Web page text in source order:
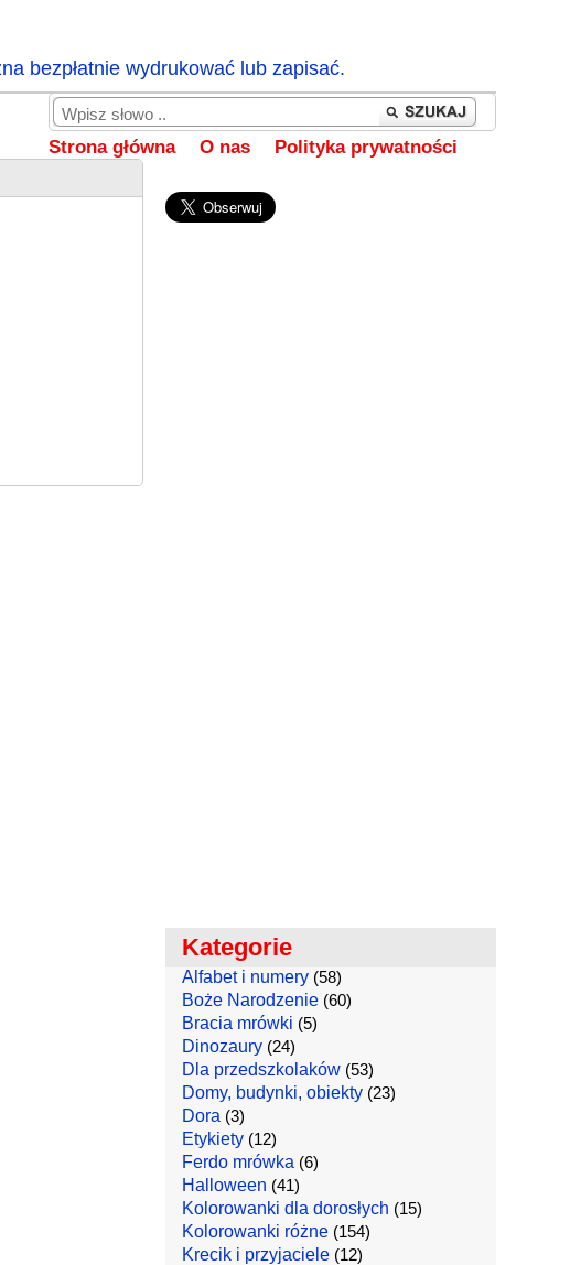
bezpłatnie wydrukować lub zapisać.
Strona główna O nas Polityka prywatności
Kategorie
Alfabet i numery(58)
Boże Narodzenie(60)
Bracia mrówki (5)
Dinozaury(24)
Dla przedszkolaków(53)
Domy, budynki, obiekty(23)
Dora (3)
Etykiety(12)
Ferdo mrówka (6)
Halloween (41)
Kolorowanki dla dorosłych (15)
Kolorowanki różne(154)
Krecik i przyjaciele(12)